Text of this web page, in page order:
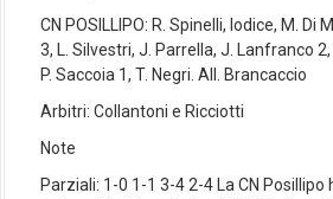
CN POSILLIPO: R. Spinelli, Iodice, M. Di
3, L. Silvestri, J. Parrella, J. Lanfranco 2,
P. Saccoia 1, T. Negri. All. Brancaccio
Arbitri: Collantoni e Ricciotti
Note
Parziali: 1-0 1-1 3-4 2-4 La CN Posillipo